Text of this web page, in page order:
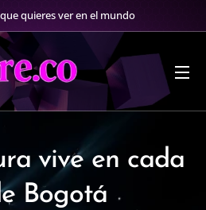
quieres ver en el mundo
vive en cada
Bogotá ✨